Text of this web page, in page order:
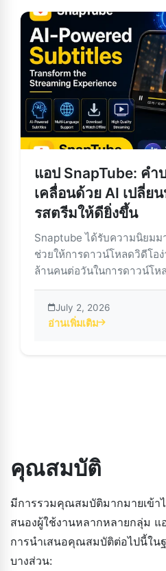
แอป SnapTube: คำ
เคลื่อนด้วย AI เปลี่ย
รสตรีมให้ดียิ่งขึ้น
Snaptube ได้รับความนิยมม
ช่วยให้การดาวน์โหลดวิดีโอ
ล้านคนต่อวันในการดาวน์โห
July 2, 2026
อ่านเพิ่มเติม
about แอป SnapTube: ค
คุณสมบัติ
มีการรวมคุณสมบัติมากมายเข้า
สนองผู้ใช้งานหลากหลายกลุ่ม แ
การนำเสนอคุณสมบัติต่อไปนี้ใ
บางส่วน: